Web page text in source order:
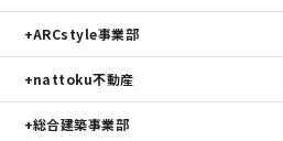
ARCstyle事業部
nattoku不動産
総合建築事業部